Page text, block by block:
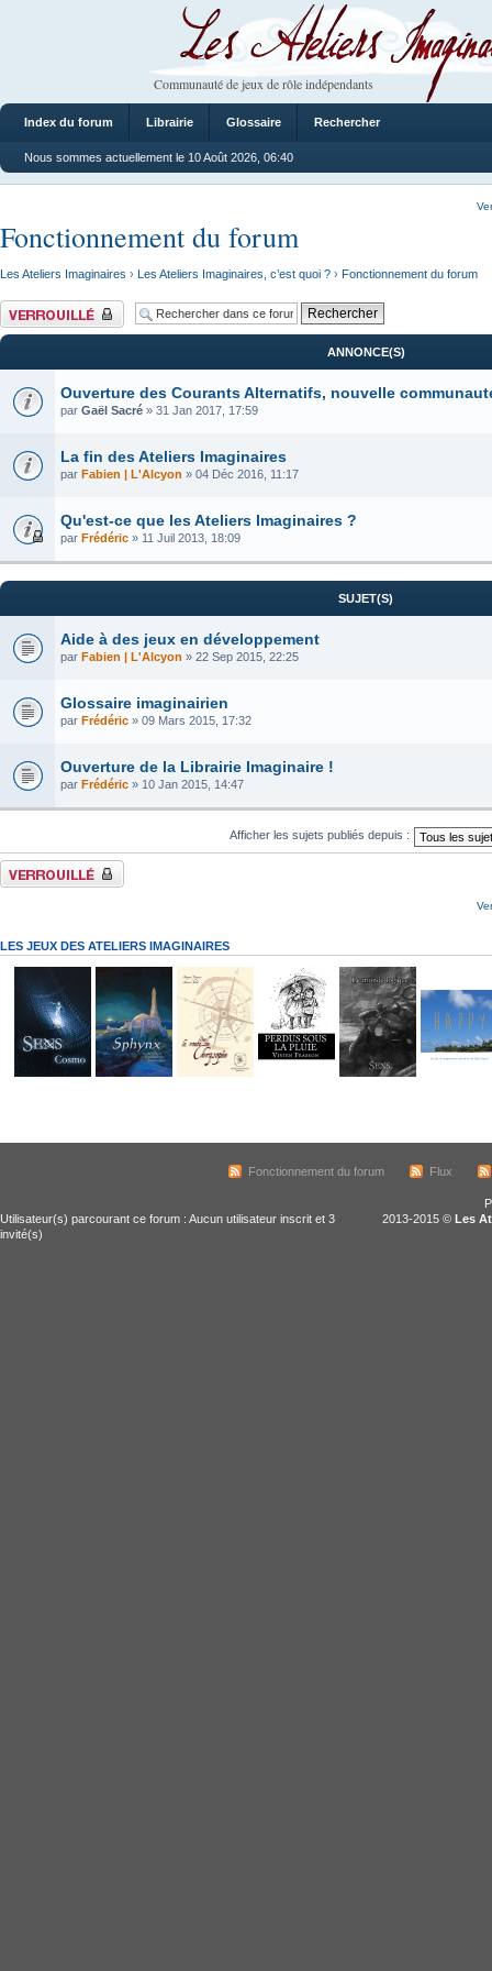
Les Ateliers Imaginaires
Communauté de jeux de rôle indépendants
Index du forum Librairie Glossaire Rechercher
Nous sommes actuellement le 10 Août 2026, 06:40
Fonctionnement du forum
Les Ateliers Imaginaires › Les Ateliers Imaginaires, c’est quoi ? › Fonctionnement du forum
Forum verrouillé
ANNONCE(S)
Ouverture des Courants Alternatifs, nouvelle
par Gaël Sacré » 31 Jan 2017, 17:59
La fin des Ateliers Imaginaires
par Fabien | L'Alcyon » 04 Déc 2016, 11:17
Qu'est-ce que les Ateliers Imaginaires ?
par Frédéric » 11 Juil 2013, 18:09
SUJET(S)
Aide à des jeux en développement
par Fabien | L'Alcyon » 22 Sep 2015, 22:25
Glossaire imaginairien
par Frédéric » 09 Mars 2015, 17:32
Ouverture de la Librairie Imaginaire !
par Frédéric » 10 Jan 2015, 14:47
Afficher les sujets publiés depuis :
Forum verrouillé
LES JEUX DES ATELIERS IMAGINAIRES
Fonctionnement du forum Flux
Utilisateur(s) parcourant ce forum : Aucun utilisateur inscrit et 3
invité(s)
2013-2015 ©Les